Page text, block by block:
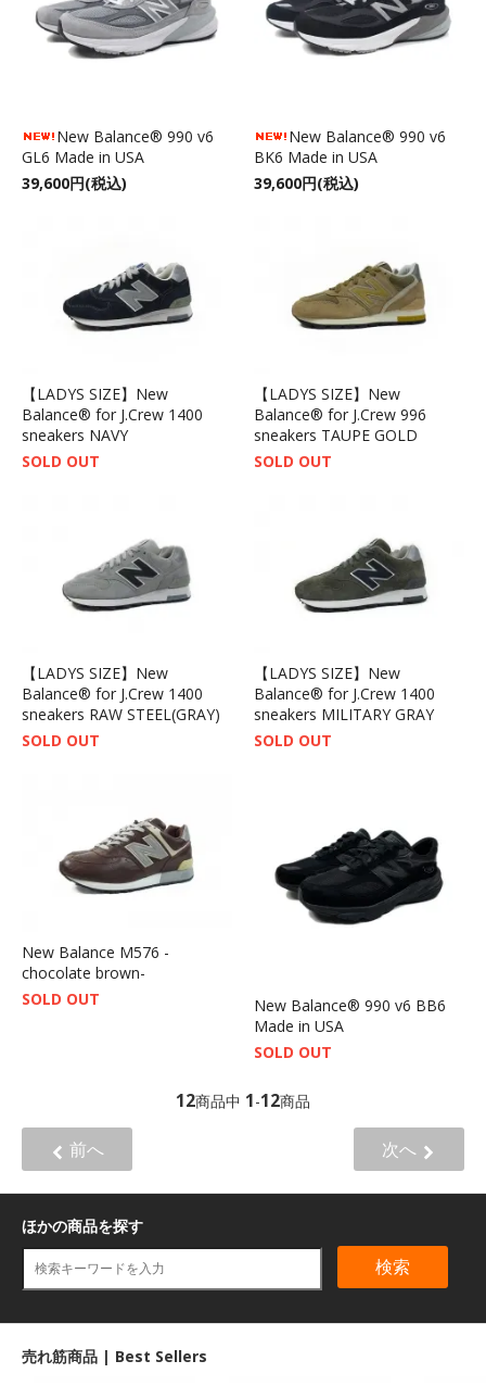
New Balance® 990 v6
GL6 Made in USA
39,600円(税込)
New Balance® 990 v6
BK6 Made in USA
39,600円(税込)
【LADYS SIZE】New
Balance® for J.Crew 1400
sneakers NAVY
SOLD OUT
【LADYS SIZE】New
Balance® for J.Crew 996
sneakers TAUPE GOLD
SOLD OUT
【LADYS SIZE】New
Balance® for J.Crew 1400
sneakers RAW STEEL(GRAY)
SOLD OUT
【LADYS SIZE】New
Balance® for J.Crew 1400
sneakers MILITARY GRAY
SOLD OUT
New Balance M576 -
chocolate brown-
SOLD OUT
New Balance® 990 v6 BB6
Made in USA
SOLD OUT
12商品中 1-12商品
前へ 次へ
ほかの商品を探す
検索
売れ筋商品 | Best Sellers